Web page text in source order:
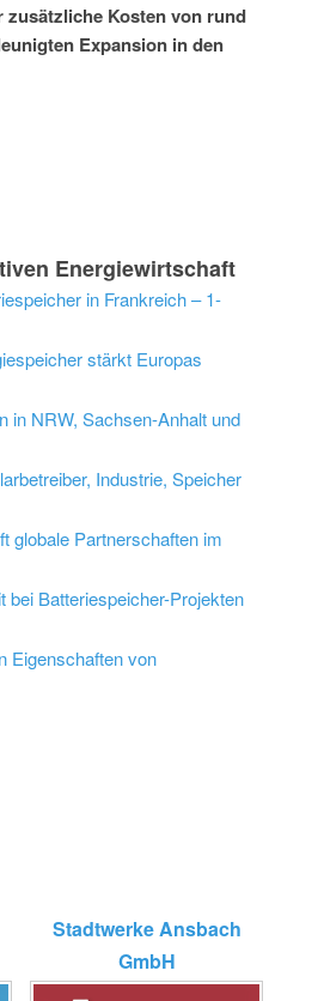
Kosten von rund
Expansion in den
Energiewirtschaft
in Frankreich – 1-
stärkt Europas
in NRW, Sachsen-Anhalt und
Industrie, Speicher
globale Partnerschaften im
Batteriespeicher-Projekten
Eigenschaften von
Stadtwerke Ansbach
GmbH